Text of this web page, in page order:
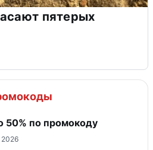
пятерых
50% по промокоду
2026